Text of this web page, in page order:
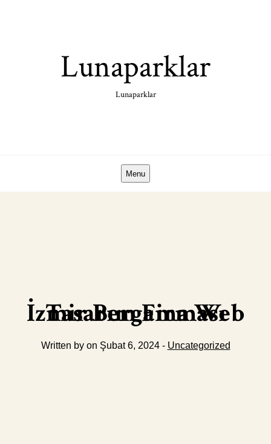
Lunaparklar
Lunaparklar
Menu
İzmir Bergama Web Tasarım Firması
Written by on Şubat 6, 2024 - Uncategorized